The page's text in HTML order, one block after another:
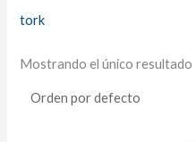
tork
Mostrando el único resultado